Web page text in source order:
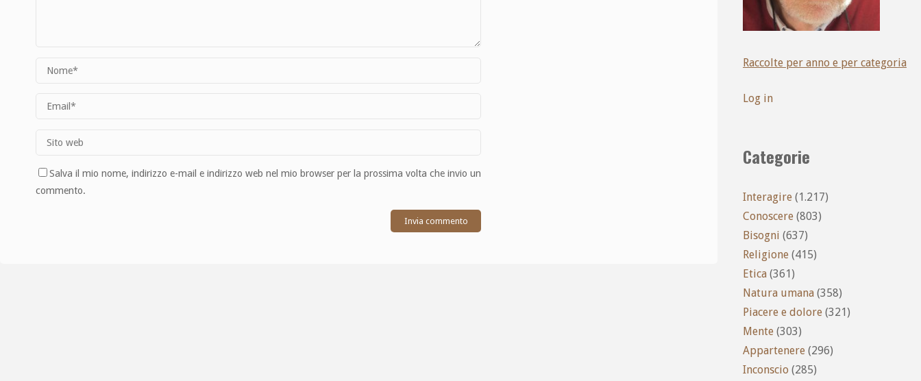
Salva il mio nome, indirizzo e-mail e indirizzo web nel mio browser per la prossima volta che invio un
commento.
Raccolte per anno e per categoria
Log in
Categorie
Interagire (1.217)
Conoscere (803)
Bisogni (637)
Religione (415)
Etica (361)
Natura umana (358)
Piacere e dolore (321)
Mente (303)
Appartenere (296)
Inconscio (285)